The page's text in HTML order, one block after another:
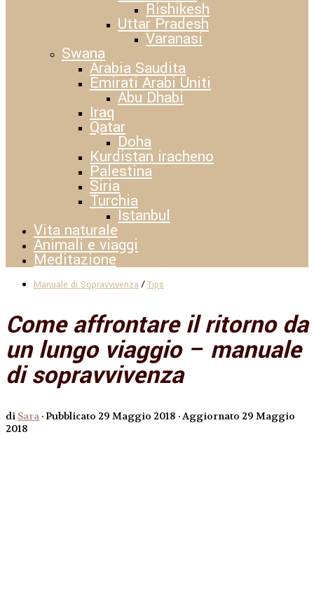
Rishikesh
Uttar Pradesh
Varanasi
Swana
Arabia Saudita
Emirati Arabi Uniti
Abu Dhabi
Iraq
Qatar
Doha
Kurdistan iracheno
Palestina
Siria
Turchia
Istanbul
Vita naturale
Animali e viaggi
Meditazione
Manuale di Sopravvivenza /Tips
Come affrontare il ritorno da
un lungo viaggio – manuale
di sopravvivenza
di Sara · Pubblicato 29 Maggio 2018 · Aggiornato 29 Maggio
2018